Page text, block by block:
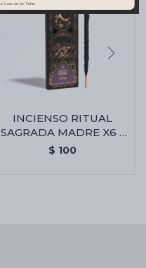
INCIENSO RITUAL
SAGRADA MADRE X6 -
Abundancia
$ 100